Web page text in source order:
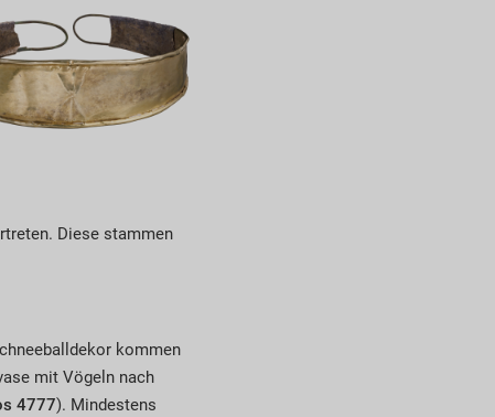
Diese stammen
kommen
mit Vögeln nach
4777). Mindestens